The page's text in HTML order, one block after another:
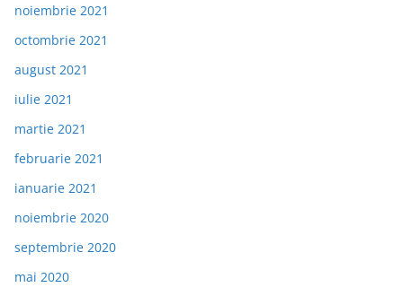
noiembrie 2021
octombrie 2021
august 2021
iulie 2021
martie 2021
februarie 2021
ianuarie 2021
noiembrie 2020
septembrie 2020
mai 2020